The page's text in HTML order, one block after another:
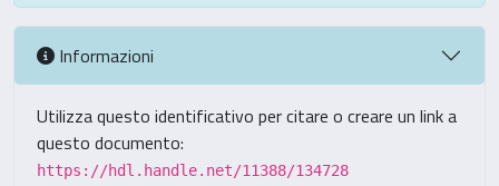
Informazioni
Utilizza questo identificativo per citare o creare un link a
questo documento:
https://hdl.handle.net/11388/134728